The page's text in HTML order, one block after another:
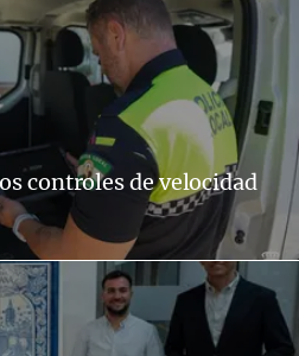
controles de velocidad